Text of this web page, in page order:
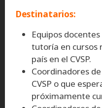
Destinatarios:
Equipos
tutoría en cursos
país en el CVSP.
Coordinadores
CVSP o que
próximamente